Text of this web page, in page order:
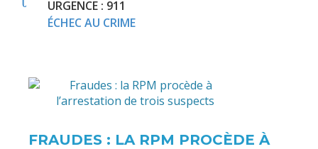
URGENCE : 911
ÉCHEC AU CRIME
FRAUDES : LA RPM PROCÈDE À